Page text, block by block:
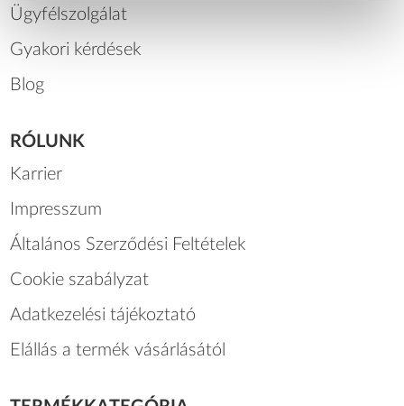
Ügyfélszolgálat
Gyakori kérdések
Blog
RÓLUNK
Karrier
Impresszum
Általános Szerződési Feltételek
Cookie szabályzat
Adatkezelési tájékoztató
Elállás a termék vásárlásától